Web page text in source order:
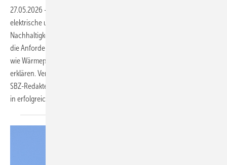
27.05.2026 -
elektrische und wassergeführte Systeme steigern Effizienz und
Nachhaltigkeit. Doch mit der technischen Komplexität wachsen auch
die Anforderungen, dem Endkunden investitionsintensive Lösungen,
wie Wärmepumpen mit PV, Solarthermie und Speichertechnik, zu
erklären. Vertriebsprofi Wendelin Heinzelmann bei Ritter Energie gibt
SBZ-Redakteurin Katrin Drogatz-Krämer wertvolle Einblicke
in erfolgreiche Strategien der